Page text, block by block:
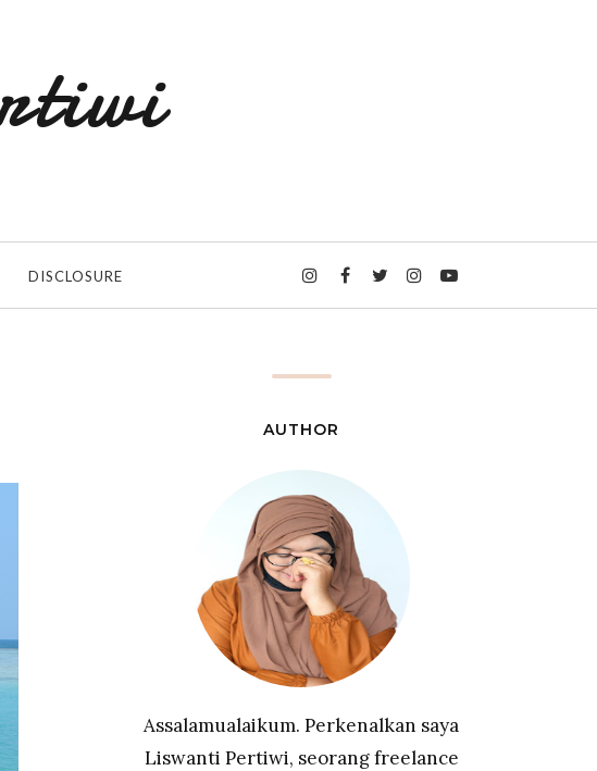
DISCLOSURE
AUTHOR
Assalamualaikum. Perkenalkan saya
Liswanti Pertiwi, seorang freelance